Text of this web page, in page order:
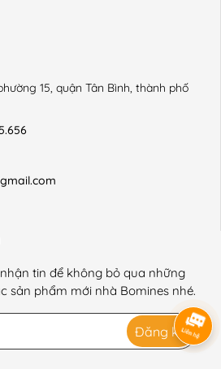
15, quận Tân Bình, thành phố
tin để không bỏ qua những
sản phẩm mới nhà Bomines nhé.
Đăng ký